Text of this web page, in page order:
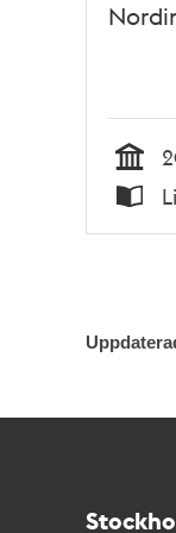
Tid
Typ